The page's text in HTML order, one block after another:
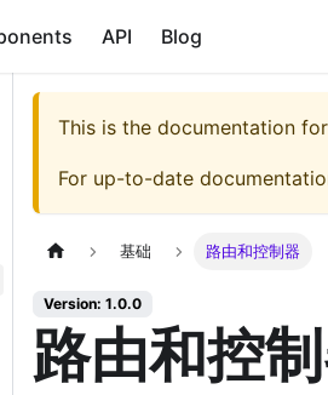
API Blog
This is the documentation for
For up-to-date
基础 路由和控制器
Version: 1.0.0
路由和控